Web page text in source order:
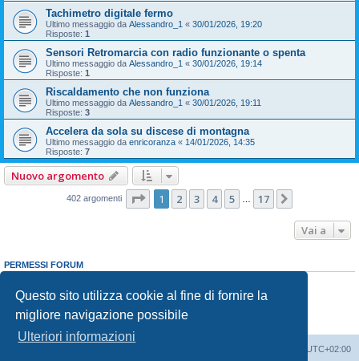
Questo sito utilizza cookie al fine di fornire la
migliore navigazione possibile
Ulteriori informazioni
Tachimetro digitale fermo
Ultimo messaggio da Alessandro_1 « 30/01/2026, 19:20
Risposte: 1
Sensori Retromarcia con radio funzionante o spenta
Ultimo messaggio da Alessandro_1 « 30/01/2026, 19:14
Risposte: 1
Riscaldamento che non funziona
Ultimo messaggio da Alessandro_1 « 30/01/2026, 19:11
Risposte: 3
Accelera da sola su discese di montagna
Ultimo messaggio da enricoranza « 14/01/2026, 14:35
Risposte: 7
Nuovo argomento
402 argomenti Pagina di 17
1 2 3 4 5 17
Vai a
PERMESSI FORUM
Non puoirispondere negli argomenti
Non puoimodificare i tuoi messaggi
Non puoicancellare i tuoi messaggi
Non puoi
inviare allegati
UTC+02:00